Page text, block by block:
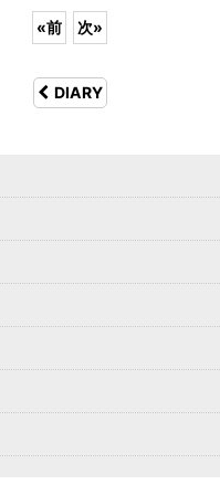
«前 次»
DIARY